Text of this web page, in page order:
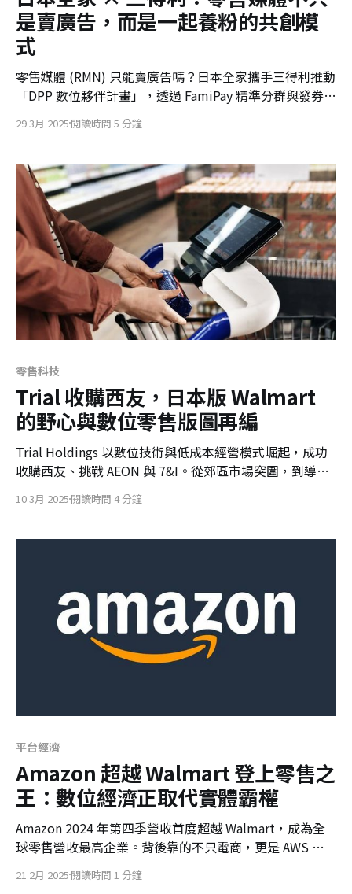
是賣廣告，而是一起養粉的共創模
式
零售媒體 (RMN) 只能賣廣告嗎？日本全家攜手三得利推動
「DPP 數位夥伴計畫」，透過 FamiPay 精準分群與發券實
驗，成功用 75% 的成本達到同樣的回購效果。YeN 深度
解析這個將 CRM 升級為「精準養粉」的共創模式。
29 3月 2025 閱讀時間 5 分鐘
零售科技
Trial 收購西友，日本版 Walmart
的野心與數位零售版圖再編
Trial Holdings 以數位技術與低成本經營模式崛起，成功
收購西友、挑戰 AEON 與 7&I。從郊區市場突圍，到導入
平板購物車、布局零售媒體，Trial 正改寫日本零售競局，
成為科技型零售新勢力。
10 3月 2025 閱讀時間 4 分鐘
平台經濟
Amazon 超越 Walmart 登上零售之
王：數位經濟正取代實體霸權
Amazon 2024 年第四季營收首度超越 Walmart，成為全
球零售營收最高企業。背後靠的不只電商，更是 AWS 與
成為新霸權。
21 2月 2025 閱讀時間 1 分鐘